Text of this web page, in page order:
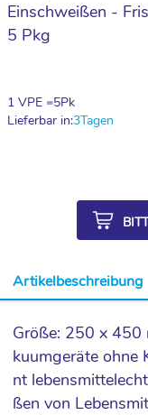
Einschweißen -
5 Pkg
1 VPE =5Pk
Lieferbar in:3Tagen
Artikelbeschreibung
Größe: 250 x
kuumgeräte ohne
nt
ßen von